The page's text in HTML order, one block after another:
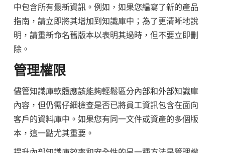
中包含所有最新資訊。例如，如果您編寫了新的產品
指南，請立即將其增加到知識庫中；為了更清晰地說
明，請重新命名舊版本以表明其過時，但不要立即刪
除。
管理權限
儘管知識庫軟體應該能夠輕鬆區分內部和外部知識庫
內容，但仍需仔細檢查是否已將員工資訊包含在面向
客戶的資料庫中。如果您有同一文件或資產的多個版
本，這一點尤其重要。